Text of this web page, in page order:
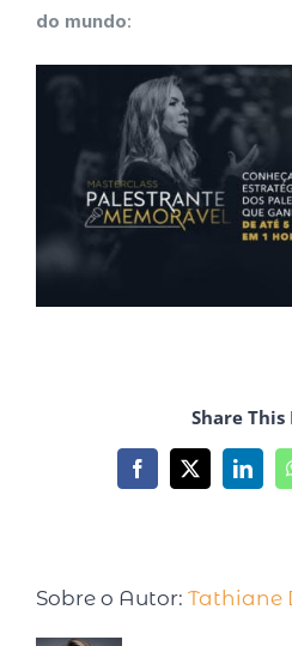
do mundo:
Share This
Sobre o Autor: Tathiane